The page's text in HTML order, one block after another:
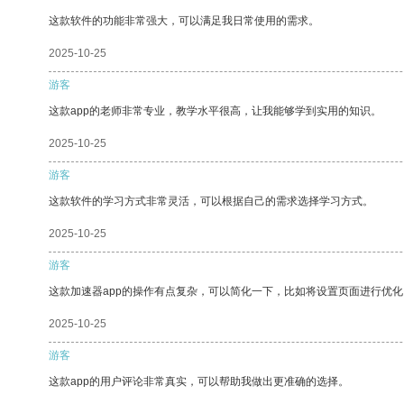
这款软件的功能非常强大，可以满足我日常使用的需求。
2025-10-25
游客
这款app的老师非常专业，教学水平很高，让我能够学到实用的知识。
2025-10-25
游客
这款软件的学习方式非常灵活，可以根据自己的需求选择学习方式。
2025-10-25
游客
这款加速器app的操作有点复杂，可以简化一下，比如将设置页面进行优
2025-10-25
游客
这款app的用户评论非常真实，可以帮助我做出更准确的选择。